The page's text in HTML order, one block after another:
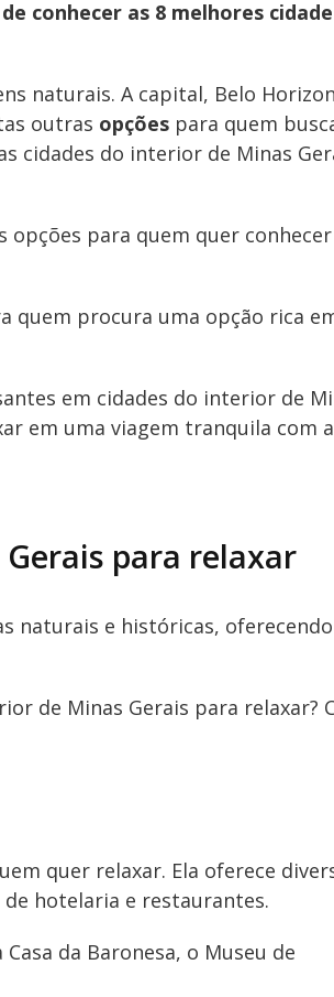
conhecer as 8 melhores
naturais. A capital, Belo
outras opções para quem
cidades do interior de Minas
opções para quem quer
quem procura uma opção rica
em cidades do interior de
em uma viagem tranquila com
para relaxar
naturais e históricas, oferecendo
de Minas Gerais para relaxar?
quer relaxar. Ela oferece
hotelaria e restaurantes.
da Baronesa, o Museu de